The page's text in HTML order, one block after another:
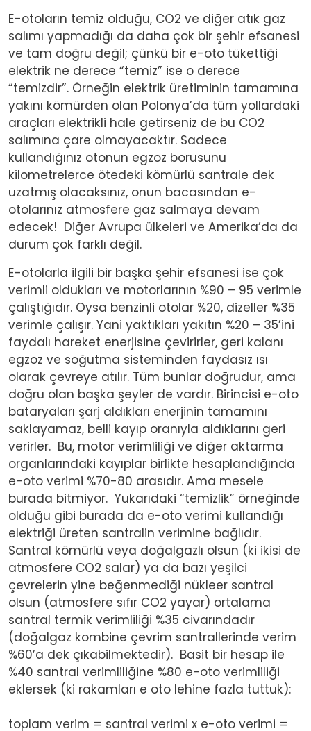
E-otoların temiz olduğu, CO2 ve diğer atık gaz
salımı yapmadığı da daha çok bir şehir efsanesi
ve tam doğru değil; çünkü bir e-oto tükettiği
elektrik ne derece “temiz” ise o derece
“temizdir”. Örneğin elektrik üretiminin tamamına
yakını kömürden olan Polonya’da tüm yollardaki
araçları elektrikli hale getirseniz de bu CO2
salımına çare olmayacaktır. Sadece
kullandığınız otonun egzoz borusunu
kilometrelerce ötedeki kömürlü santrale dek
uzatmış olacaksınız, onun bacasından e-
otolarınız atmosfere gaz salmaya devam
edecek! Diğer Avrupa ülkeleri ve Amerika’da da
durum çok farklı değil.
E-otolarla ilgili bir başka şehir efsanesi ise çok
verimli oldukları ve motorlarının %90 – 95 verimle
çalıştığıdır. Oysa benzinli otolar %20, dizeller %35
verimle çalışır. Yani yaktıkları yakıtın %20 – 35’ini
faydalı hareket enerjisine çevirirler, geri kalanı
egzoz ve soğutma sisteminden faydasız ısı
olarak çevreye atılır. Tüm bunlar doğrudur, ama
doğru olan başka şeyler de vardır. Birincisi e-oto
bataryaları şarj aldıkları enerjinin tamamını
saklayamaz, belli kayıp oranıyla aldıklarını geri
verirler. Bu, motor verimliliği ve diğer aktarma
organlarındaki kayıplar birlikte hesaplandığında
e-oto verimi %70-80 arasıdır. Ama mesele
burada bitmiyor. Yukarıdaki “temizlik” örneğinde
olduğu gibi burada da e-oto verimi kullandığı
elektriği üreten santralin verimine bağlıdır.
Santral kömürlü veya doğalgazlı olsun (ki ikisi de
atmosfere CO2 salar) ya da bazı yeşilci
çevrelerin yine beğenmediği nükleer santral
olsun (atmosfere sıfır CO2 yayar) ortalama
santral termik verimliliği %35 civarındadır
(doğalgaz kombine çevrim santrallerinde verim
%60’a dek çıkabilmektedir). Basit bir hesap ile
%40 santral verimliliğine %80 e-oto verimliliği
eklersek (ki rakamları e oto lehine fazla tuttuk):
toplam verim = santral verimi x e-oto verimi =